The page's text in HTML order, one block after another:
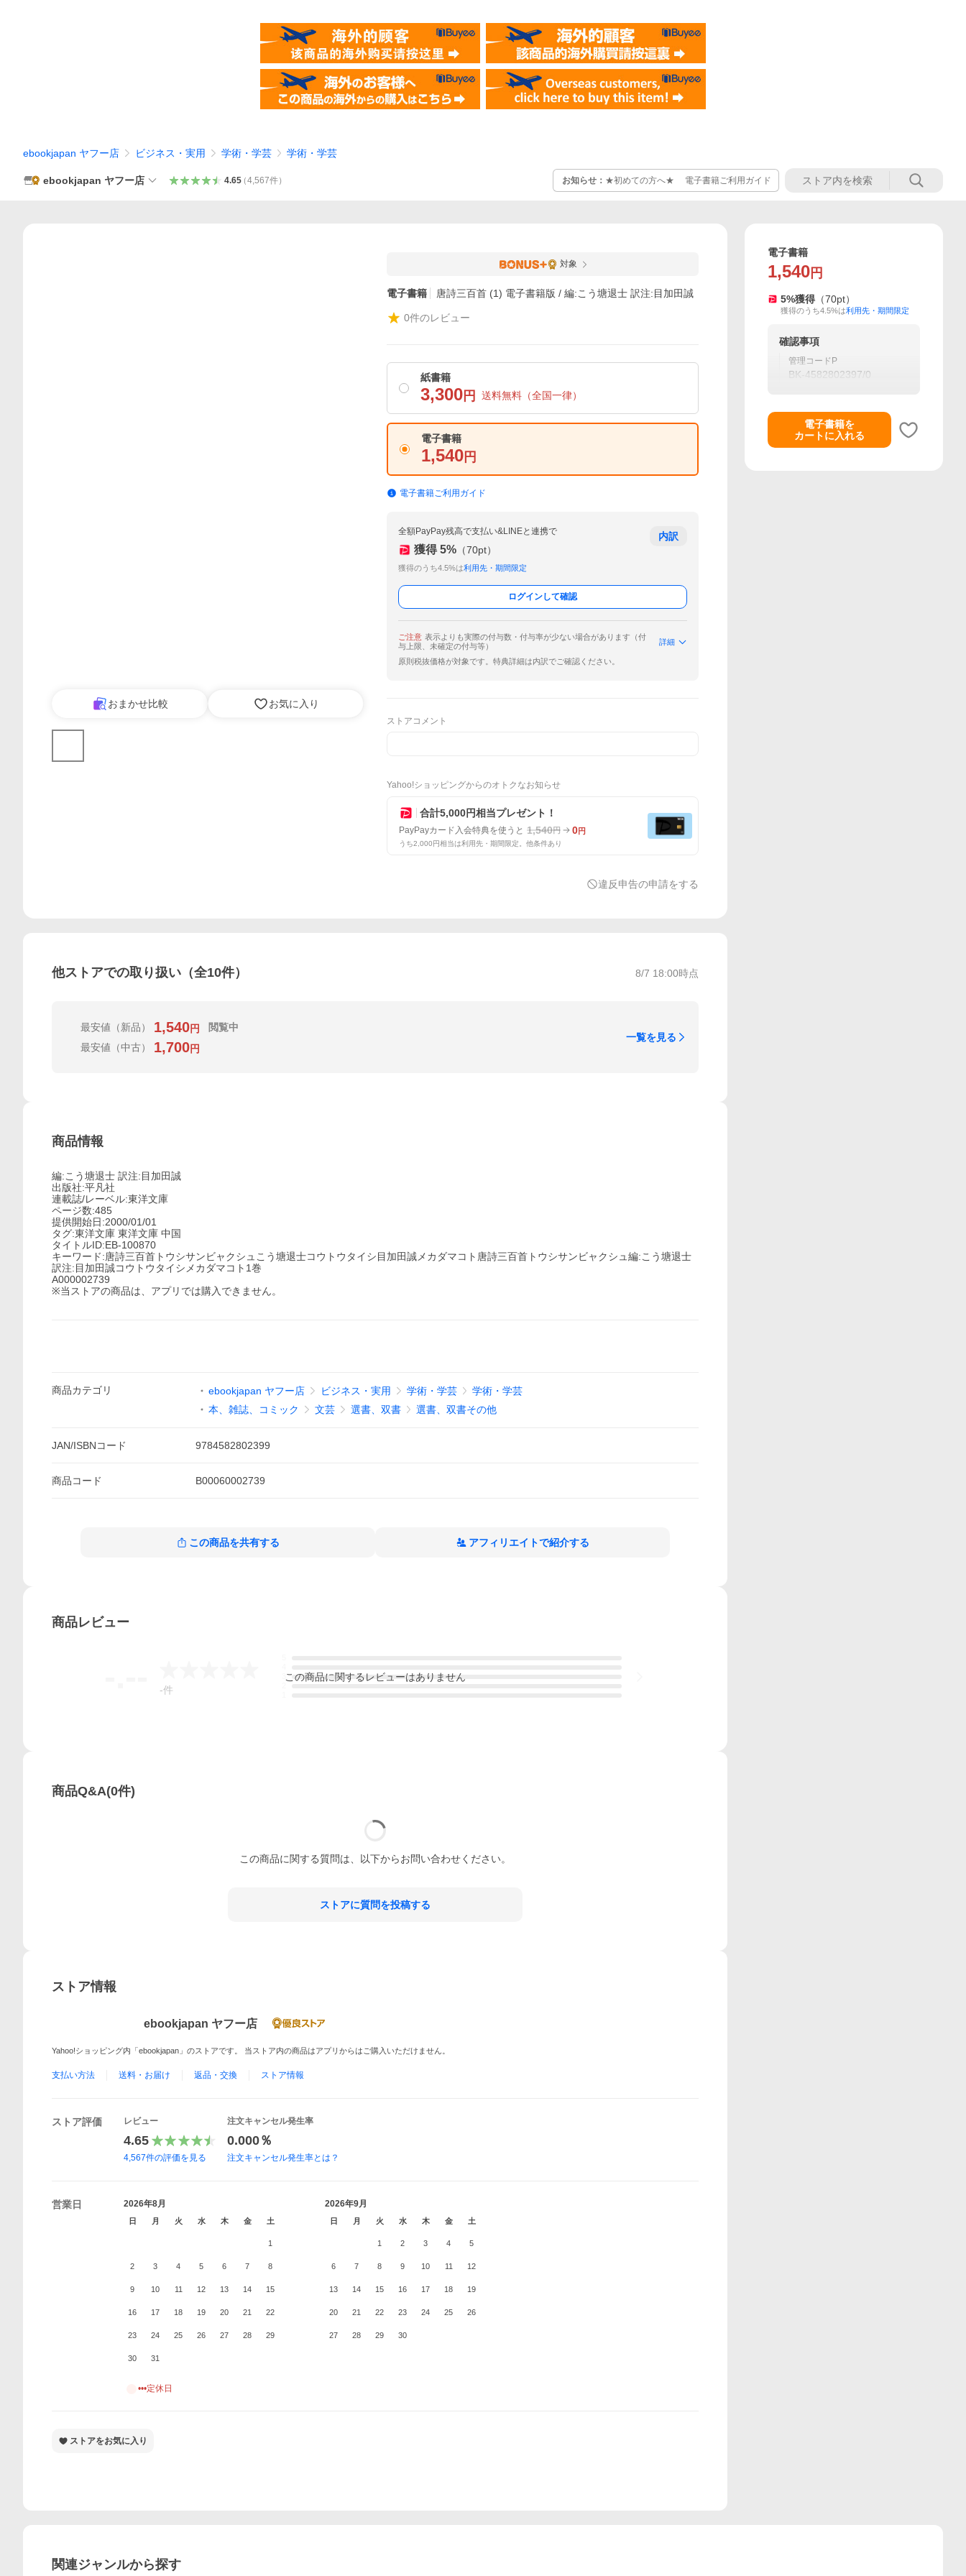
ebookjapan ヤフー店 ビジネス・実用 学術・学芸 学術・学芸
ebookjapan ヤフー店 4.65（4,567件） お知らせ： ★初めての方へ★ 電子書籍ご利用ガイド
おまかせ比較 お気に入り
対象
電子書籍 唐詩三百首 (1) 電子書籍版 / 編:こう塘退士 訳注:目加田誠
0件のレビュー
紙書籍
3,300 円 送料無料 （全国一律）
電子書籍
1,540 円
電子書籍ご利用ガイド
全額PayPay残高で支払い&LINEと連携で
獲得 5% （70pt）
獲得のうち4.5%は利用先・期間限定
内訳
ログインして確認
ご注意 表示よりも実際の付与数・付与率が少ない場合があります（付
与上限、未確定の付与等）
詳細
原則税抜価格が対象です。特典詳細は内訳でご確認ください。
ストアコメント
Yahoo!ショッピングからのオトクなお知らせ
合計5,000円相当プレゼント！
PayPayカード入会特典を使うと 1,540円 0円
うち2,000円相当は利用先・期間限定。他条件あり
違反申告の申請をする
他ストアでの取り扱い（全10件） 8/7 18:00時点
最安値 （新品） 1,540円
閲覧中
最安値 （中古） 1,700円
一覧を見る
商品情報
編:こう塘退士 訳注:目加田誠
出版社:平凡社
連載誌/レーベル:東洋文庫
ページ数:485
提供開始日:2000/01/01
タグ:東洋文庫 東洋文庫 中国
タイトルID:EB-100870
キーワード:唐詩三百首トウシサンビャクシュこう塘退士コウトウタイシ目加田誠メカダマコト唐詩三百首トウシサンビャクシュ編:こう塘退士
訳注:目加田誠コウトウタイシメカダマコト1巻
A000002739
※当ストアの商品は、アプリでは購入できません。
商品カテゴリ ebookjapan ヤフー店 ビジネス・実用 学術・学芸
学術・学芸
本、雑誌、コミック
文芸 選書、双書 選書、双書その他
JAN/ISBNコード 9784582802399
商品コード B00060002739
この商品を共有する アフィリエイトで紹介する
商品レビュー
-件
この商品に関するレビューはありません
商品Q&A(0件)
この商品に関する質問は、以下からお問い合わせください。
ストアに質問を投稿する
ストア情報
ebookjapan ヤフー店
Yahoo!ショッピング内「ebookjapan」のストアです。 当ストア内の商品はアプリからはご購入いただけません。
支払い方法 送料・お届け 返品・交換 ストア情報
ストア評価 レビュー
4.65
4,567件の評価を見る
注文キャンセル発生率
0.000％
注文キャンセル発生率とは？
営業日 2026年8月
日 月 火 水 木 金 土
1
2 3 4 5 6 7 8
9 10 11 12 13 14 15
16 17 18 19 20 21 22
23 24 25 26 27 28 29
30 31
2026年9月
日 月 火 水 木 金 土
1 2 3 4 5
6 7 8 9 10 11 12
13 14 15 16 17 18 19
20 21 22 23 24 25 26
27 28 29 30
•••定休日
ストアをお気に入り
電子書籍
1,540 円
5%獲得 （70pt）
獲得のうち4.5%は利用先・期間限定
確認事項
管理コードP
BK-4582802397/0
電子書籍を
カートに入れる
関連ジャンルから探す